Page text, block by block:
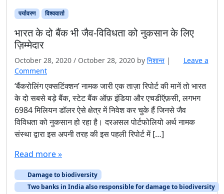
पर्यावरण विश्ववार्ता
भारत के दो बैंक भी जैव-विविधता को नुकसान के लिए
ज़िम्मेदार
October 28, 2020 / October 28, 2020 by निशान्त |
Leave a
Comment
‘बैंकरोलिंग एक्‍सटिंक्‍शन’ नामक जारी एक ताज़ा रिपोर्ट की मानें तो भारत
के दो सबसे बड़े बैंक, स्टेट बैंक ऑफ़ इंडिया और एचडीऍफ़सी, लगभग
6984 मिलियन डॉलर ऐसे क्षेत्र में निवेश कर चुके हैं जिनसे जैव
विविधता को नुकसान हो रहा है। दरअसल पोर्टफोलियो अर्थ नामक
संस्था द्वारा इस अपनी तरह की इस पहली रिपोर्ट में […]
Read more »
Damage to biodiversity
Two banks in India also responsible for damage to biodiversity